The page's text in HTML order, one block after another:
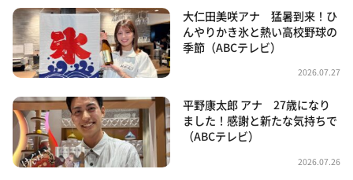
大仁田美咲アナ 猛暑到来！ひ
んやりかき氷と熱い高校野球の
季節（ABCテレビ）
2026.07.27
平野康太郎 アナ 27歳になり
ました！感謝と新たな気持ちで
（ABCテレビ）
2026.07.26